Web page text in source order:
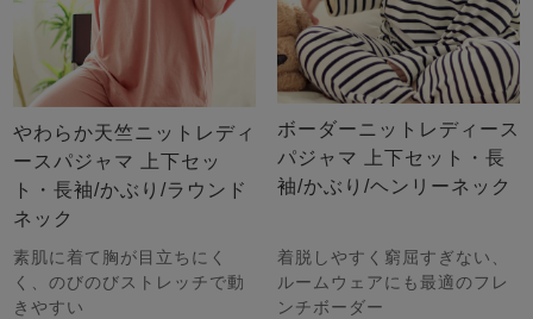
やわらか天竺ニットレディ
ースパジャマ 上下セッ
ト・長袖/かぶり/ラウンド
ネック
素肌に着て胸が目立ちにく
く、のびのびストレッチで動
きやすい
ボーダーニットレディース
パジャマ 上下セット・長
袖/かぶり/ヘンリーネック
着脱しやすく窮屈すぎない、
ルームウェアにも最適のフレ
ンチボーダー